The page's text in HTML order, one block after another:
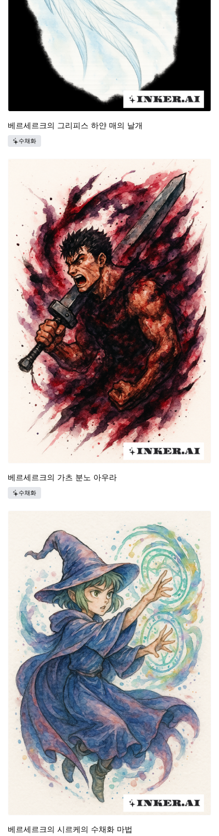
베르세르크의 그리피스 하얀 매의 날개
수채화
베르세르크의 가츠 분노 아우라
수채화
베르세르크의 시르케의 수채화 마법